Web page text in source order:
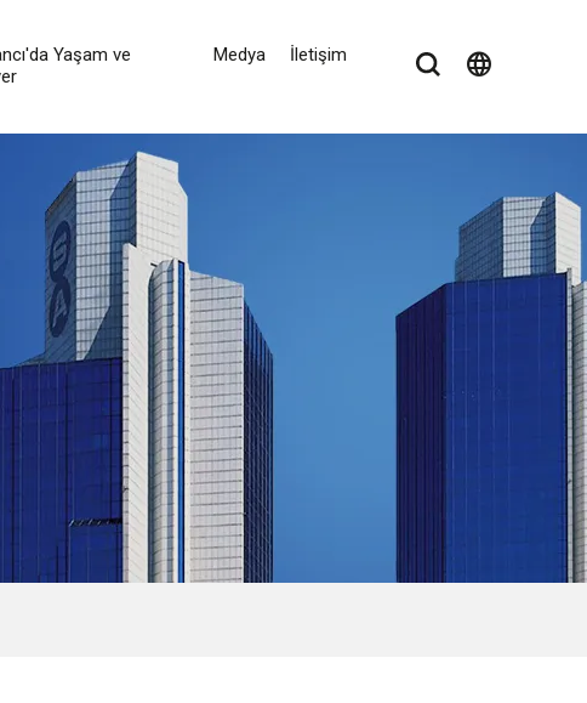
Yaşam ve
Medya İletişim language